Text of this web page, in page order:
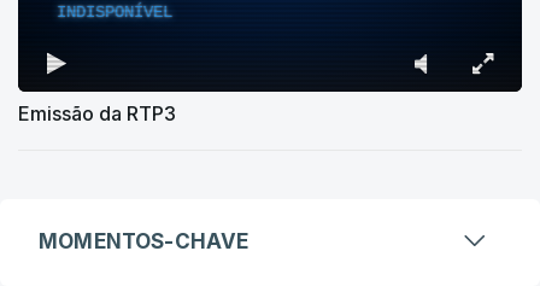
INDISPONÍVEL
Emissão da RTP3
MOMENTOS-CHAVE